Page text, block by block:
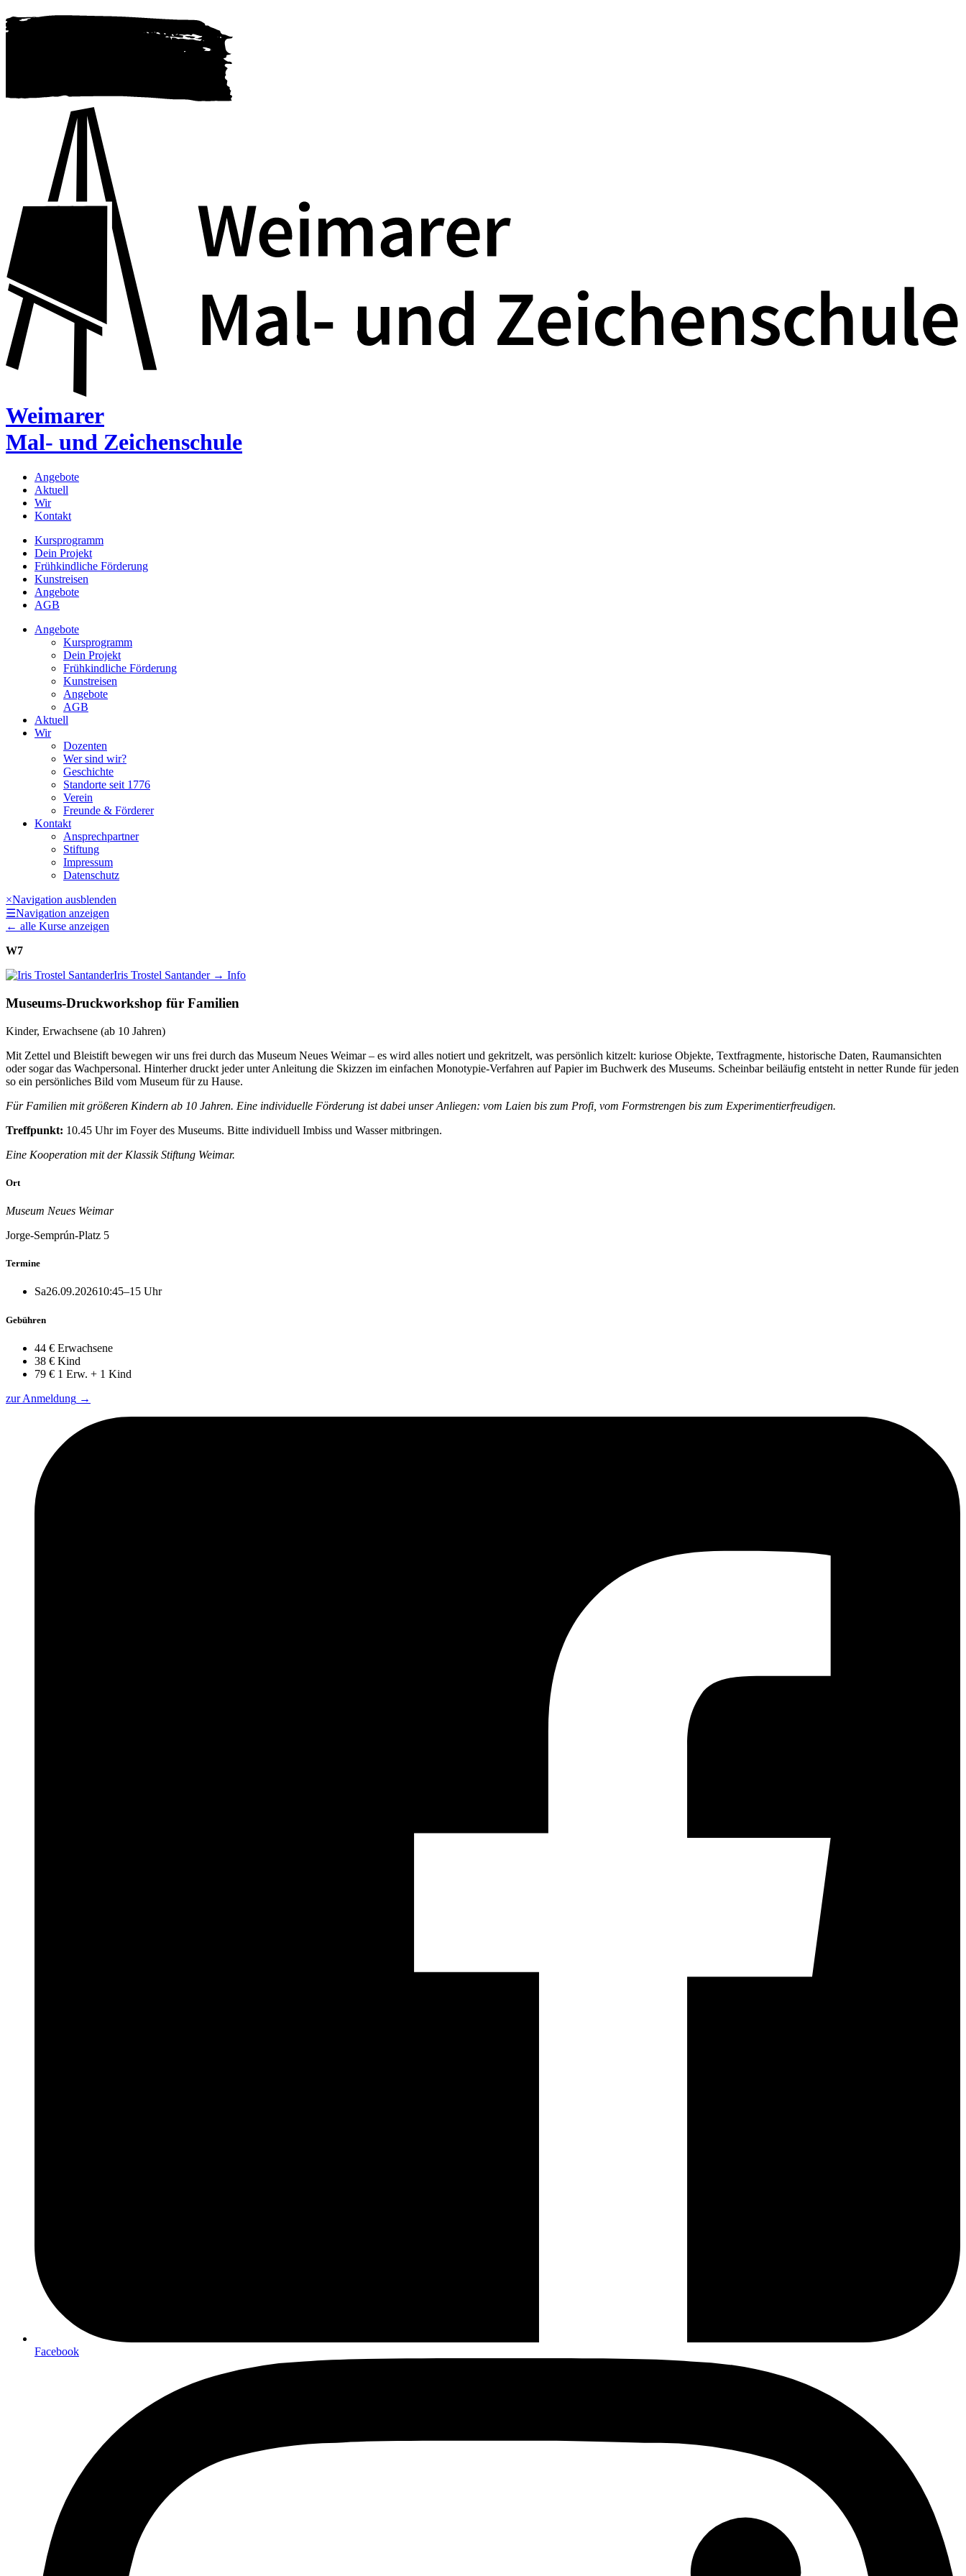
Weimarer
Mal- und Zeichenschule
Angebote
Aktuell
Wir
Kontakt
Kursprogramm
Dein Projekt
Frühkindliche Förderung
Kunstreisen
Angebote
AGB
Angebote
Kursprogramm
Dein Projekt
Frühkindliche Förderung
Kunstreisen
Angebote
AGB
Aktuell
Wir
Dozenten
Wer sind wir?
Geschichte
Standorte seit 1776
Verein
Freunde & Förderer
Kontakt
Ansprechpartner
Stiftung
Impressum
Datenschutz
×Navigation ausblenden
☰Navigation anzeigen
← alle Kurse anzeigen
W7
Iris Trostel Santander→ Info
Museums-Druckworkshop für Familien
Kinder, Erwachsene (ab 10 Jahren)
Mit Zettel und Bleistift bewegen wir uns frei durch das Museum Neues Weimar – es wird alles notiert und gekritzelt, was persönlich kitzelt: kuriose Objekte, Textfragmente, historische Daten, Raumansichten
oder sogar das Wachpersonal. Hinterher druckt jeder unter Anleitung die Skizzen im einfachen Monotypie-Verfahren auf Papier im Buchwerk des Museums. Scheinbar beiläufig entsteht in netter Runde für jeden
so ein persönliches Bild vom Museum für zu Hause.
Für Familien mit größeren Kindern ab 10 Jahren. Eine individuelle Förderung ist dabei unser Anliegen: vom Laien bis zum Profi, vom Formstrengen bis zum Experimentierfreudigen.
Treffpunkt: 10.45 Uhr im Foyer des Museums. Bitte individuell Imbiss und Wasser mitbringen.
Eine Kooperation mit der Klassik Stiftung Weimar.
Ort
Museum Neues Weimar
Jorge-Semprún-Platz 5
Termine
Sa26.09.202610:45–15 Uhr
Gebühren
44 € Erwachsene
38 € Kind
79 € 1 Erw. + 1 Kind
zur Anmeldung →
Facebook